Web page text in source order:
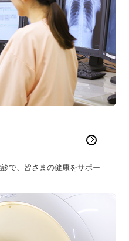
で、皆さまの健康をサポー